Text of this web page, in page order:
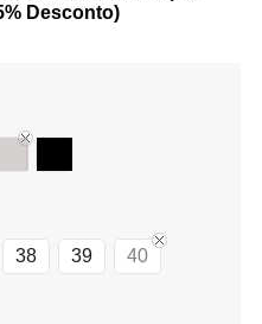
Desconto)
38 39 40